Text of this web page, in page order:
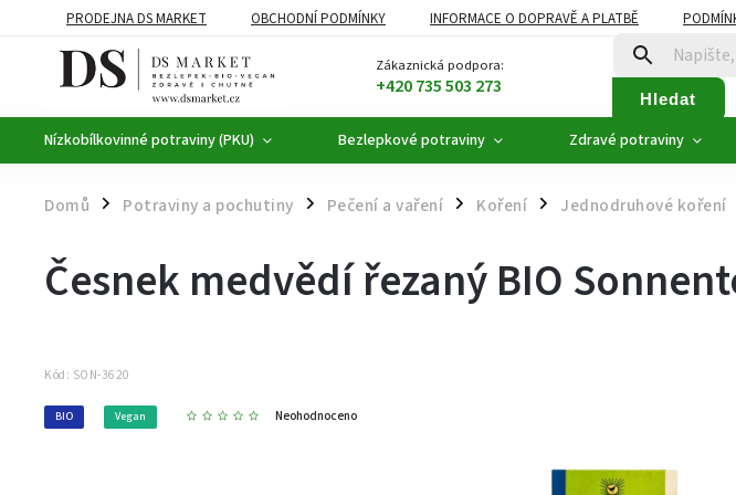
PRODEJNA DS MARKET OBCHODNÍ PODMÍNKY INFORMACE O DOPRAVĚ A PLATBĚ
BEZLEPKOVÉ POTRAVINY
ZDRAVÉ POTRAVINY
Zákaznická podpora:
+420 735 503 273 Hledat
Nízkobílkovinné potraviny (PKU) Bezlepkové potraviny Zdravé potraviny
Domů / Potraviny a pochutiny / Pečení a vaření / Koření / Jednodruhové koření
Česnek medvědí řezaný BIO
Kód: SON-3620
BIO Vegan Neohodnoceno